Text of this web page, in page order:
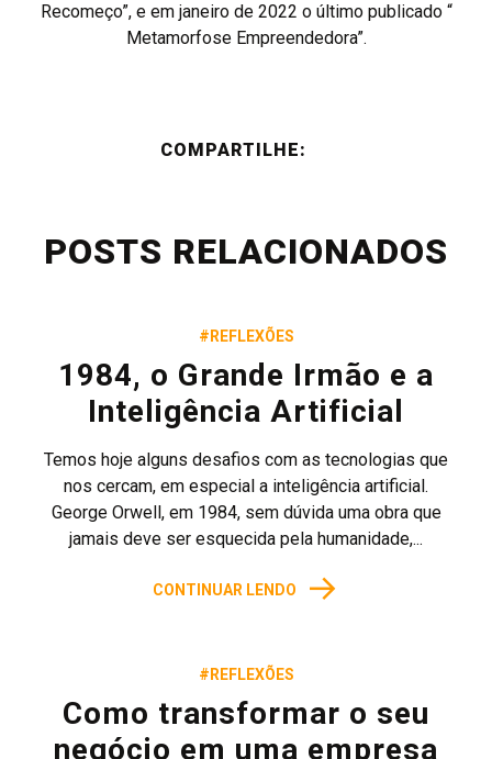
Recomeço”, e em janeiro de 2022 o último publicado “
Metamorfose Empreendedora”.
COMPARTILHE:
POSTS RELACIONADOS
#REFLEXÕES
1984, o Grande Irmão e a
Inteligência Artificial
Temos hoje alguns desafios com as tecnologias que
nos cercam, em especial a inteligência artificial.
George Orwell, em 1984, sem dúvida uma obra que
jamais deve ser esquecida pela humanidade,...
CONTINUAR LENDO →
#REFLEXÕES
Como transformar o seu
negócio em uma empresa